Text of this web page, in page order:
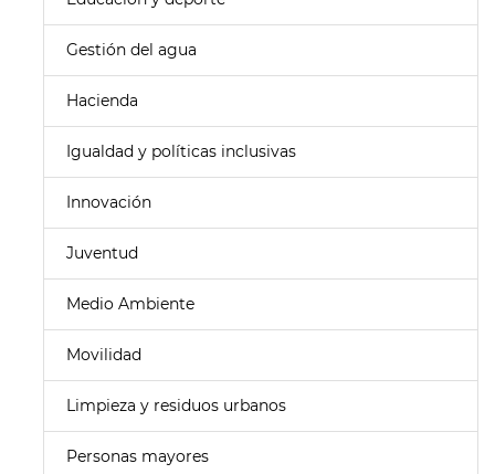
Gestión del agua
Hacienda
Igualdad y políticas inclusivas
Innovación
Juventud
Medio Ambiente
Movilidad
Limpieza y residuos urbanos
Personas mayores